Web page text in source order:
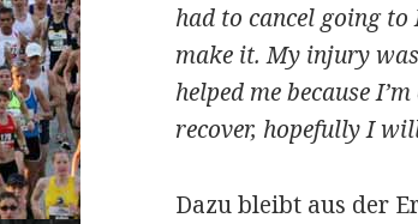
had to cancel going
make it. My injury
helped me because
recover, hopefully I
Dazu bleibt aus der